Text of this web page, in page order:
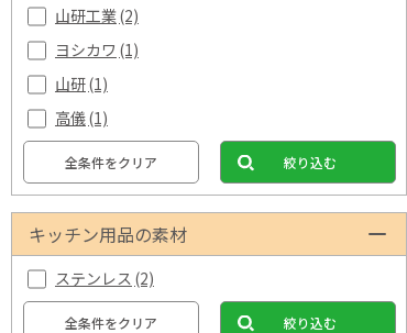
山研工業(2)
ヨシカワ (1)
山研(1)
高儀(1)
全条件をクリア 絞り込む
キッチン用品の素材
ステンレス (2)
全条件をクリア 絞り込む